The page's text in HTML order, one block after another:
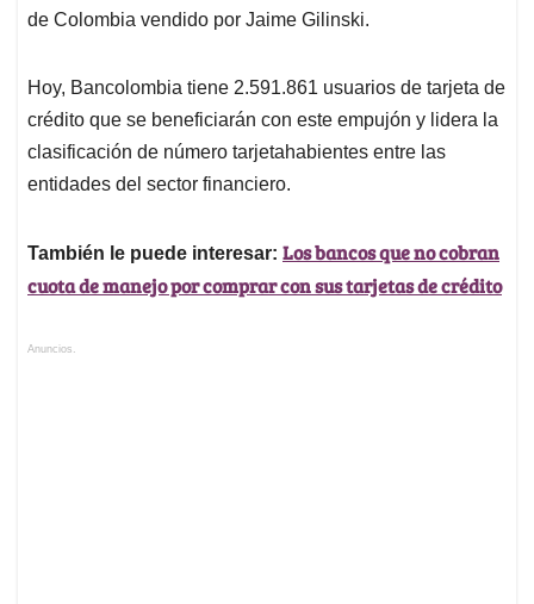
de Colombia vendido por Jaime Gilinski.
Hoy, Bancolombia tiene 2.591.861 usuarios de tarjeta de
crédito que se beneficiarán con este empujón y lidera la
clasificación de número tarjetahabientes entre las
entidades del sector financiero.
También le puede interesar: Los bancos que no cobran
cuota de manejo por comprar con sus tarjetas de crédito
Anuncios.